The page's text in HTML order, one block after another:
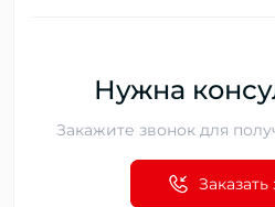
Нужна
Закажите звонок для
Заказать